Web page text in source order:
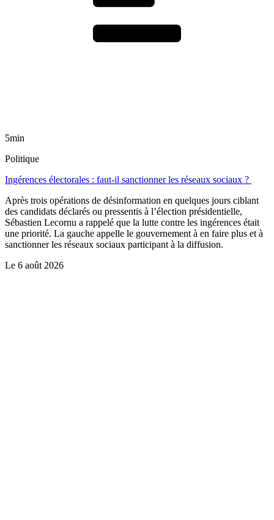
5min
Politique
Ingérences électorales : faut-il sanctionner les réseaux sociaux ?
Après trois opérations de désinformation en quelques jours ciblant
des candidats déclarés ou pressentis à l’élection présidentielle,
Sébastien Lecornu a rappelé que la lutte contre les ingérences était
une priorité. La gauche appelle le gouvernement à en faire plus et à
sanctionner les réseaux sociaux participant à la diffusion.
Le 6 août 2026